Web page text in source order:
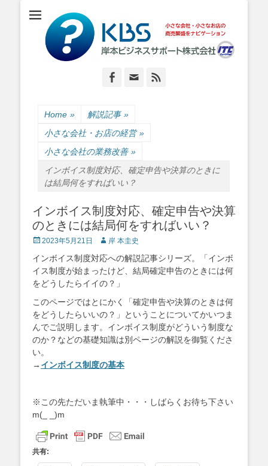
岸本ビジネスサポ
ート株式会社
小さな会社・小さなお店のIT経営をナビゲーション
Facebook
Email
Home » 解説記事 »
小さな会社・お店の経営 »
小さな会社の業務改善 »
インボイス制度対応、確定申告や決算のときに
は結局何をすればいい？
インボイス制度対応、確定申告や決算
のときには結局何をすればいい？
Posted
2023年5月21日 Author
岸 本圭史
インボイス制度対応への解説記事シリーズ。「インボ
イス制度が始まったけど、結局確定申告のときには何
をどうしたらイイの？」
このページではとにかく「確定申告や決算のときは何
をどうしたらいいの？」ということについてかいつま
んでご説明します。インボイス制度がどういう制度な
のか？などの基礎知識は別ページの解説を御覧くださ
い。
→ インボイス制度の基本
※この先ただいま執筆中・・・しばらくお待ち下さい
m(_ _)m
共有: